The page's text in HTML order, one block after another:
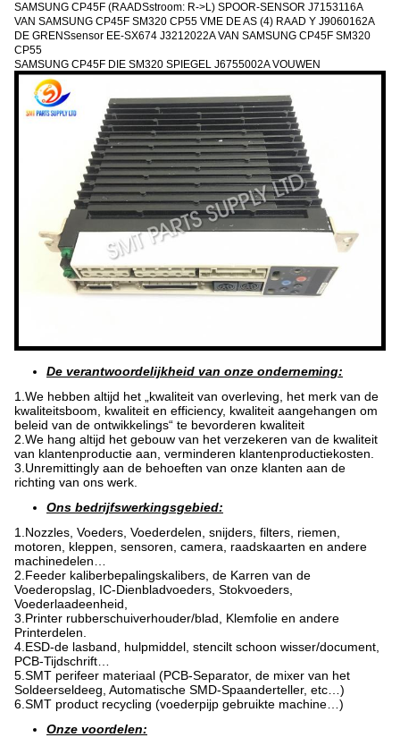
SAMSUNG CP45F (RAADSstroom: R->L) SPOOR-SENSOR J7153116A
VAN SAMSUNG CP45F SM320 CP55 VME DE AS (4) RAAD Y J9060162A
DE GRENSsensor EE-SX674 J3212022A VAN SAMSUNG CP45F SM320
CP55
SAMSUNG CP45F DIE SM320 SPIEGEL J6755002A VOUWEN
De verantwoordelijkheid van onze onderneming:
1.We hebben altijd het „kwaliteit van overleving, het merk van de
kwaliteitsboom, kwaliteit en efficiency, kwaliteit aangehangen om
beleid van de ontwikkelings“ te bevorderen kwaliteit
2.We hang altijd het gebouw van het verzekeren van de kwaliteit
van klantenproductie aan, verminderen klantenproductiekosten.
3.Unremittingly aan de behoeften van onze klanten aan de
richting van ons werk.
Ons bedrijfswerkingsgebied:
1.Nozzles, Voeders, Voederdelen, snijders, filters, riemen,
motoren, kleppen, sensoren, camera, raadskaarten en andere
machinedelen…
2.Feeder kaliberbepalingskalibers, de Karren van de
Voederopslag, IC-Dienbladvoeders, Stokvoeders,
Voederlaadeenheid,
3.Printer rubberschuiverhouder/blad, Klemfolie en andere
Printerdelen.
4.ESD-de lasband, hulpmiddel, stencilt schoon wisser/document,
PCB-Tijdschrift…
5.SMT perifeer materiaal (PCB-Separator, de mixer van het
Soldeerseldeeg, Automatische SMD-Spaanderteller, etc…)
6.SMT product recycling (voederpijp gebruikte machine…)
Onze voordelen: